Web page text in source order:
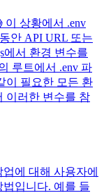
상황에서 .env
안 API URL 또는
에서 환경 변수를
루트에서 .env 파
이 필요한 모든 환
이러한 변수를 참
에 대해 사용자에
입니다. 예를 들